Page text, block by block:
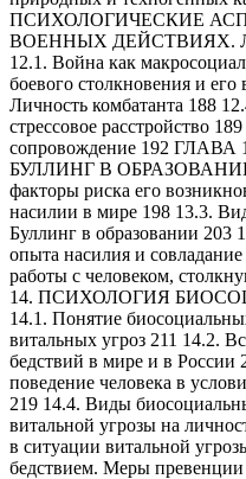
ПСИХОЛОГИЧЕСКИЕ
ВОЕННЫХ ДЕЙСТВИЯХ.
12.1. Война как
боевого столкновения и
Личность комбатанта 188
стрессовое расстройство
сопровождение 192
БУЛЛИНГ В ОБРАЗОВАНИИ
факторы риска его
насилии в мире 198 13.3.
Буллинг в образовании
опыта насилия и
работы с человеком,
14. ПСИХОЛОГИЯ
14.1. Понятие
витальных угроз 211 14.2.
бедствий в мире и в
поведение человека в
219 14.4. Виды
витальной угрозы на
в ситуации витальной
бедствием. Меры превенции